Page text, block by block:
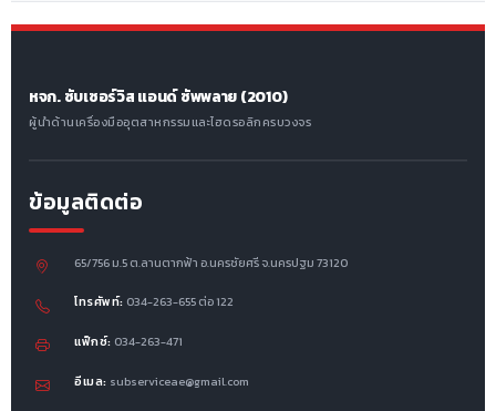
หจก. ซับเซอร์วิส แอนด์ ซัพพลาย (2010)
ผู้นำด้านเครื่องมืออุตสาหกรรมและไฮดรอลิกครบวงจร
ข้อมูลติดต่อ
65/756 ม.5 ต.ลานตากฟ้า อ.นครชัยศรี จ.นครปฐม 73120
โทรศัพท์: 034-263-655 ต่อ 122
แฟ็กซ์: 034-263-471
อีเมล: subserviceae@gmail.com